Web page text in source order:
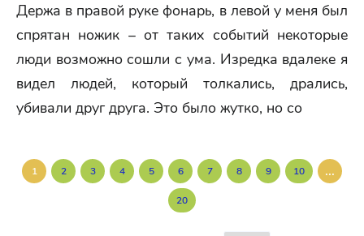
Держа в правой руке фонарь, в левой у меня был
спрятан ножик – от таких событий некоторые
люди возможно сошли с ума. Изредка вдалеке я
видел людей, который толкались, дрались,
убивали друг друга. Это было жутко, но со
1 2 3 4 5 6 7 8 9 10 ...
20